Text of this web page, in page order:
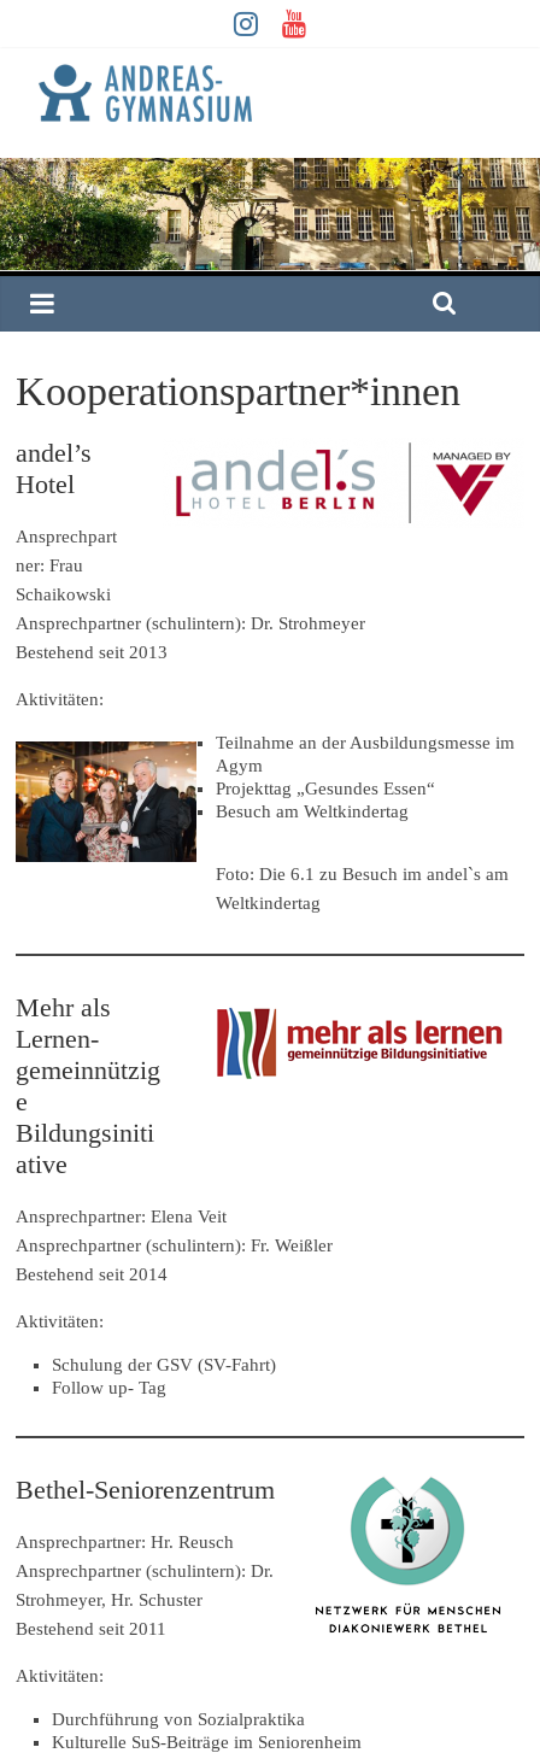
Kooperationspartner*innen
andel’s
Hotel
Ansprechpart
ner: Frau
Schaikowski
Ansprechpartner (schulintern): Dr. Strohmeyer
Bestehend seit 2013
Aktivitäten:
Teilnahme an der Ausbildungsmesse im
Agym
Projekttag „Gesundes Essen“
Besuch am Weltkindertag
Foto: Die 6.1 zu Besuch im andel`s am
Weltkindertag
Mehr als
Lernen-
gemeinnützig
e
Bildungsiniti
ative
Ansprechpartner: Elena Veit
Ansprechpartner (schulintern): Fr. Weißler
Bestehend seit 2014
Aktivitäten:
Schulung der GSV (SV-Fahrt)
Follow up- Tag
Bethel-Seniorenzentrum
Ansprechpartner: Hr. Reusch
Ansprechpartner (schulintern): Dr.
Strohmeyer, Hr. Schuster
Bestehend seit 2011
Aktivitäten:
Durchführung von Sozialpraktika
Kulturelle SuS-Beiträge im Seniorenheim